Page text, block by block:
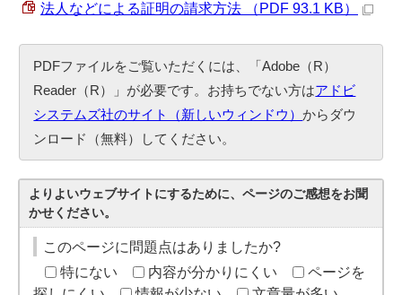
法人などによる証明の請求方法 （PDF 93.1 KB）
PDFファイルをご覧いただくには、「Adobe（R）
Reader（R）」が必要です。お持ちでない方はアドビ
システムズ社のサイト（新しいウィンドウ）からダウ
ンロード（無料）してください。
よりよいウェブサイトにするために、ページのご感想をお聞
かせください。
このページに問題点はありましたか?
特にない
内容が分かりにくい
ページを